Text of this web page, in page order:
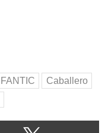
FANTIC
Caballero